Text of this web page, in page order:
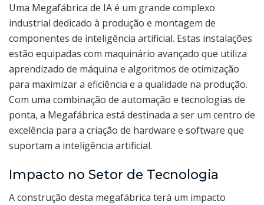
Uma Megafábrica de IA é um grande complexo
industrial dedicado à produção e montagem de
componentes de inteligência artificial. Estas instalações
estão equipadas com maquinário avançado que utiliza
aprendizado de máquina e algoritmos de otimização
para maximizar a eficiência e a qualidade na produção.
Com uma combinação de automação e tecnologias de
ponta, a Megafábrica está destinada a ser um centro de
excelência para a criação de hardware e software que
suportam a inteligência artificial.
Impacto no Setor de Tecnologia
A construção desta megafábrica terá um impacto